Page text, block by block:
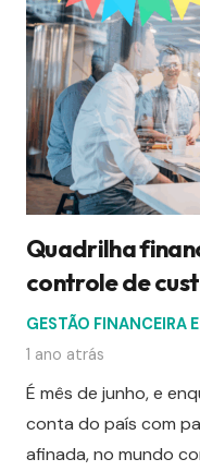
Quadrilha
controle de
GESTÃO FINANCEIRA
1 ano atrás
É mês de junho, e
conta do país com
afinada, no mundo